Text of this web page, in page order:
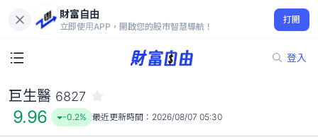
財富自由
立即使用APP，開啟您的股市智慧導航！
打開
登入
9.96
-0.2%
巨生醫 6827
9.96 -0.2% 最近更新時間： 2026/08/07 05:30